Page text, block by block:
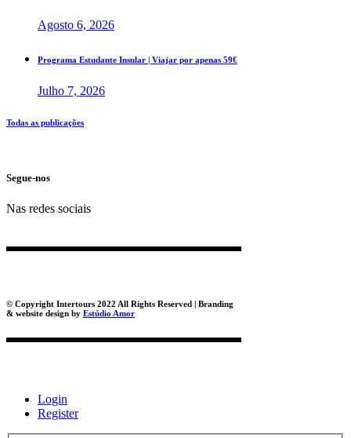
Agosto 6, 2026
Programa Estudante Insular | Viajar por apenas 59€
Julho 7, 2026
Todas as publicações
Segue-nos
Nas redes sociais
© Copyright Intertours 2022 All Rights Reserved | Branding
& website design by Estúdio Amor
Login
Register